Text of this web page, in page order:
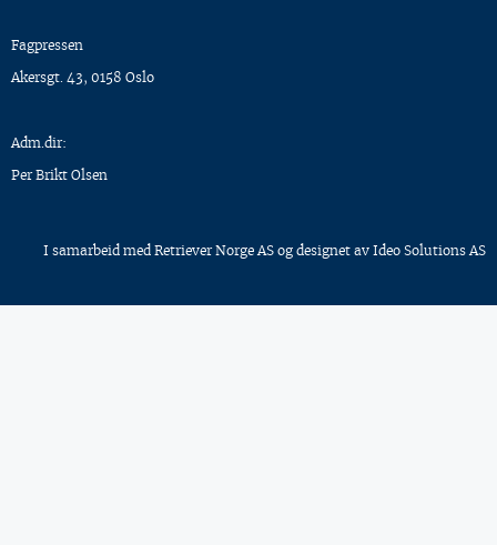
Fagpressen
Akersgt. 43, 0158 Oslo
Adm.dir:
Per Brikt Olsen
I samarbeid med Retriever Norge AS og designet av Ideo Solutions AS